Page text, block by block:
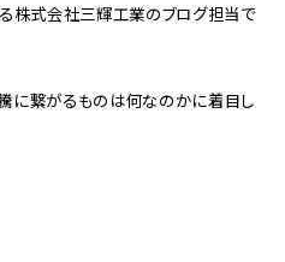
株式会社三輝工業のブログ担当で
に繋がるものは何なのかに着目し